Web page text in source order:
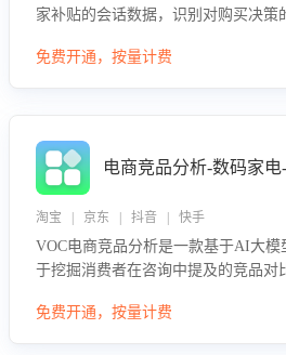
家补贴的会话数据，识别对购买决策
略，助力商家利用国补政策提升GMV
免费开通，按量计费
电商竞品分析-数码家
淘宝 | 京东 | 抖音 | 快手
VOC电商竞品分析是一款基于AI大
于挖掘消费者在咨询中提及的竞品对
息，进行多维度交叉对比，并分析消
免费开通，按量计费